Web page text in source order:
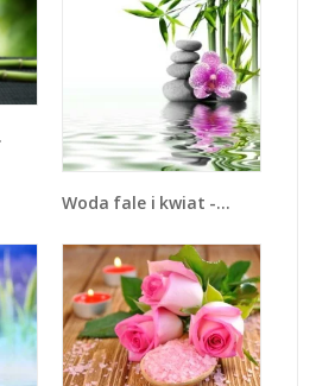
Woda fale i kwiat - K652